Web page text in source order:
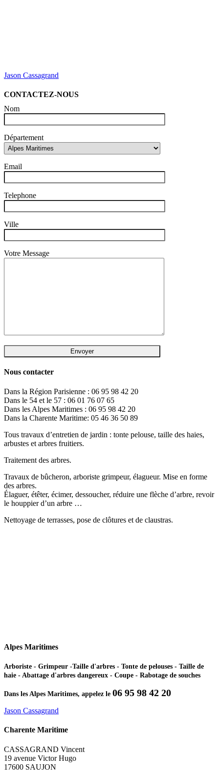
Jason Cassagrand
CONTACTEZ-NOUS
Nom
Département
Email
Telephone
Ville
Votre Message
Nous contacter
Dans la Région Parisienne : 06 95 98 42 20
Dans le 54 et le 57 : 06 01 76 07 65
Dans les Alpes Maritimes : 06 95 98 42 20
Dans la Charente Maritime: 05 46 36 50 89
Tous travaux d’entretien de jardin : tonte pelouse, taille des haies,
arbustes et arbres fruitiers.
Traitement des arbres.
Travaux de bûcheron, arboriste grimpeur, élagueur. Mise en forme
des arbres.
Élaguer, étêter, écimer, dessoucher, réduire une flèche d’arbre, revoir
le houppier d’un arbre …
Nettoyage de terrasses, pose de clôtures et de claustras.
Alpes Maritimes
Arboriste - Grimpeur -Taille d'arbres - Tonte de pelouses - Taille de
haie - Abattage d'arbres dangereux - Coupe - Rabotage de souches
Dans les Alpes Maritimes, appelez le 06 95 98 42 20
Jason Cassagrand
Charente Maritime
CASSAGRAND Vincent
19 avenue Victor Hugo
17600 SAUJON